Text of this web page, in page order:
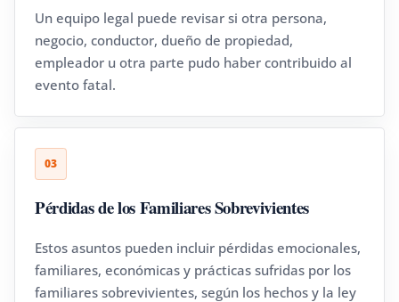
Un equipo legal puede revisar si otra persona,
negocio, conductor, dueño de propiedad,
empleador u otra parte pudo haber contribuido al
evento fatal.
03
Pérdidas de los Familiares Sobrevivientes
Estos asuntos pueden incluir pérdidas emocionales,
familiares, económicas y prácticas sufridas por los
familiares sobrevivientes, según los hechos y la ley